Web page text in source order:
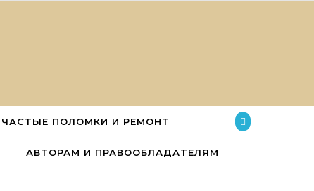
ЧАСТЫЕ ПОЛОМКИ И РЕМОНТ
АВТОРАМ И ПРАВООБЛАДАТЕЛЯМ